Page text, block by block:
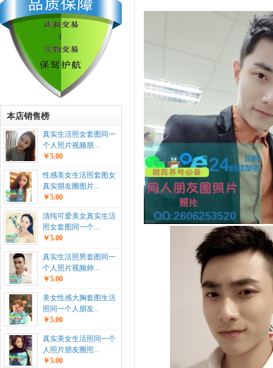
本店销售榜
真实生活照女套图同一
个人照片视频朋...
￥5.00
性感美女生活照套图女
真实朋友圈图片...
￥5.00
清纯可爱美女真实生活
照女套图同一个...
￥5.00
真实生活照男套图同一
个人照片视频帅...
￥5.00
美女性感大胸套图生活
照同一个人朋友...
￥5.00
真实美女生活照同一个
人照片朋友圈照...
￥5.00